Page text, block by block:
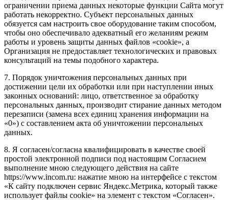
ограничении приема данных некоторые функции Сайта могут
работать некорректно. Субъект персональных данных
обязуется сам настроить свое оборудование таким способом,
чтобы оно обеспечивало адекватный его желаниям режим
работы и уровень защиты данных файлов «cookie», а
Организация не предоставляет технологических и правовых
консультаций на темы подобного характера.
7. Порядок уничтожения персональных данных при
достижении цели их обработки или при наступлении иных
законных оснований: лицо, ответственное за обработку
персональных данных, производит стирание данных методом
перезаписи (замена всех единиц хранения информации на
«0») с составлением акта об уничтожении персональных
данных.
8. Я согласен/согласна квалифицировать в качестве своей
простой электронной подписи под настоящим Согласием
выполнение мною следующего действия на сайте
https://www.incom.ru: нажатие мною на интерфейсе с текстом
«К сайту подключен сервис Яндекс.Метрика, который также
использует файлы cookie» на элемент с текстом «Согласен».